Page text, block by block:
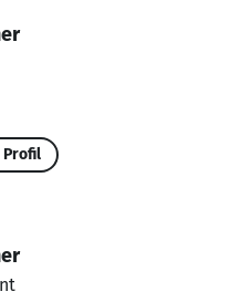
Profil